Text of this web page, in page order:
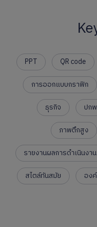
PPT QR code
การออกแบบกราฟิก
ธุรกิจ
ปก
ภาพตึกสูง
รายงานผลการดำเนินงาน
สไตล์ทันสมัย
อง